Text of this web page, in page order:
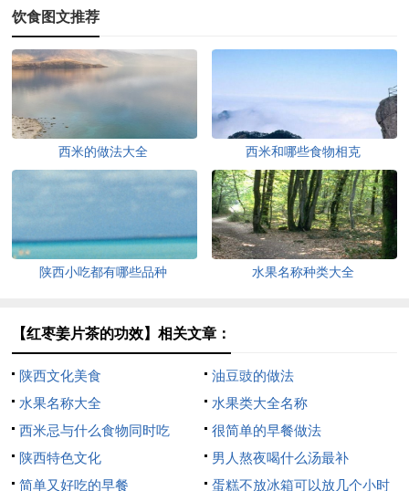
饮食图文推荐
西米的做法大全 西米和哪些食物相克
陕西小吃都有哪些品种 水果名称种类大全
【红枣姜片茶的功效】相关文章：
陕西文化美食
油豆豉的做法
水果名称大全
水果类大全名称
西米忌与什么食物同时吃
很简单的早餐做法
陕西特色文化
男人熬夜喝什么汤最补
简单又好吃的早餐
蛋糕不放冰箱可以放几个小时